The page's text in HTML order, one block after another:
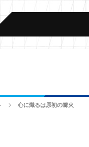
心に熾るは原初の篝火